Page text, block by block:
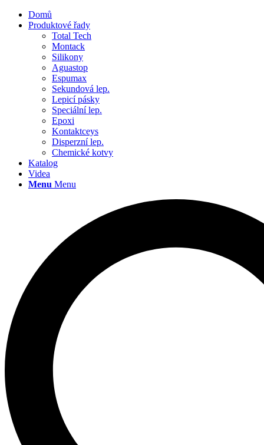
Domů
Produktové řady
Total Tech
Montack
Silikony
Aguastop
Espumax
Sekundová lep.
Lepicí pásky
Speciální lep.
Epoxi
Kontaktceys
Disperzní lep.
Chemické kotvy
Katalog
Videa
Menu Menu